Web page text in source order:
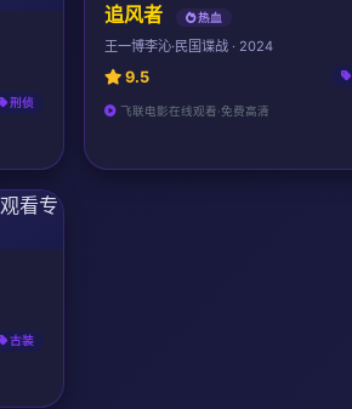
刑侦
追风者 热血
王一博李沁·民国谍战 · 2024
9.5
飞联电影在线观看·免费高清
古装